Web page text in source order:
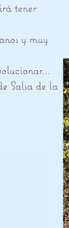
tener
y muy
Salsa de la